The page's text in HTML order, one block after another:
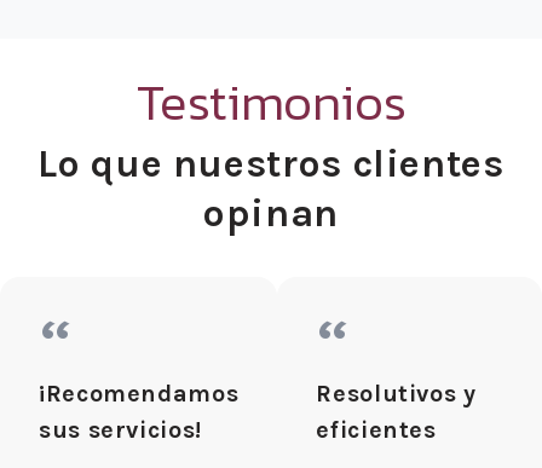
Testimonios
Lo que nuestros clientes
opinan
“
¡Recomendamos
sus servicios!
“
Resolutivos y
eficientes